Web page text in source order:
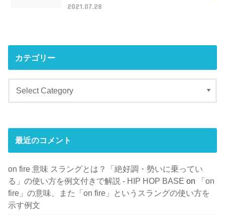
2021.07.28
カテゴリー
最近のコメント
on fire 意味 スラングとは？「絶好調・勢いに乗ってい
る」の使い方を例文付きで解説 - HIP HOP BASE on
「on
fire」の意味、また「on fire」というスラングの使い方を
示す例文